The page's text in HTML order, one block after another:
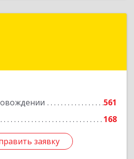
561
168
заявку
обл, г.о. город Кострома,
заявку